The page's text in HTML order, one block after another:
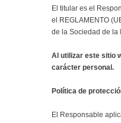
El titular es el
el REGLAMENTO
de la Sociedad de la
Al utilizar este sitio
carácter personal.
Política de
El Responsable